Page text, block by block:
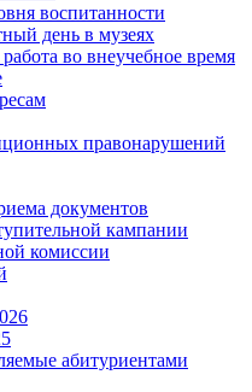
воспитанности
день в музеях
во внеучебное время
правонарушений
документов
кампании
комиссии
абитуриентами